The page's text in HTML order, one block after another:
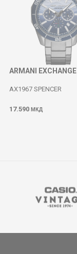
ARMANI EXCHANGE
AX1967 SPENCER
17.590 МКД